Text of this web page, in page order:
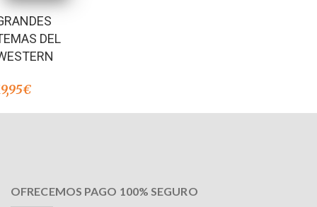
DEL
€
OFRECEMOS PAGO 100% SEGURO